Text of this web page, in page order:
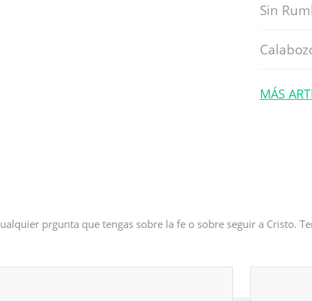
Sin
MÁS
prgunta que tengas sobre la fe o sobre seguir a Cristo.